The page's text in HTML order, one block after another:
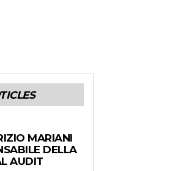
MARIANI
DELLA
AUDIT